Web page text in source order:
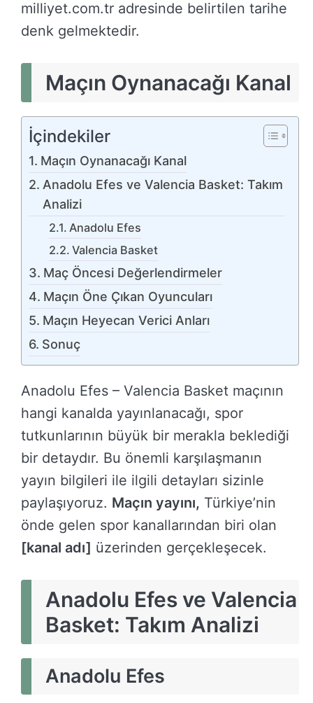
milliyet.com.tr adresinde belirtilen tarihe
denk gelmektedir.
Maçın Oynanacağı Kanal
İçindekiler
Maçın Oynanacağı Kanal
Anadolu Efes ve Valencia Basket: Takım
Analizi
Anadolu Efes
Valencia Basket
Maç Öncesi Değerlendirmeler
Maçın Öne Çıkan Oyuncuları
Maçın Heyecan Verici Anları
Sonuç
Anadolu Efes – Valencia Basket maçının
hangi kanalda yayınlanacağı, spor
tutkunlarının büyük bir merakla beklediği
bir detaydır. Bu önemli karşılaşmanın
yayın bilgileri ile ilgili detayları sizinle
paylaşıyoruz. Maçın yayını, Türkiye’nin
önde gelen spor kanallarından biri olan
[kanal adı] üzerinden gerçekleşecek.
Anadolu Efes ve Valencia
Basket: Takım Analizi
Anadolu Efes